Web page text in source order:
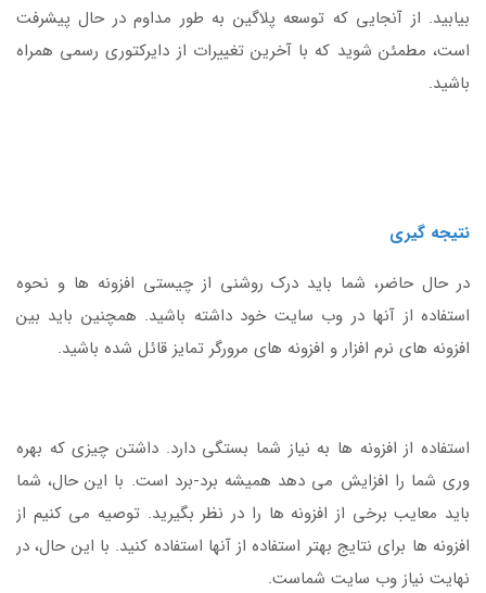
بیابید. از آنجایی که توسعه پلاگین به طور مداوم در حال پیشرفت
است، مطمئن شوید که با آخرین تغییرات از دایرکتوری رسمی همراه
باشید.
نتیجه گیری
در حال حاضر، شما باید درک روشنی از چیستی افزونه ها و نحوه
استفاده از آنها در وب سایت خود داشته باشید. همچنین باید بین
افزونه های نرم افزار و افزونه های مرورگر تمایز قائل شده باشید.
استفاده از افزونه ها به نیاز شما بستگی دارد. داشتن چیزی که بهره
وری شما را افزایش می دهد همیشه برد-برد است. با این حال، شما
باید معایب برخی از افزونه ها را در نظر بگیرید. توصیه می کنیم از
افزونه ها برای نتایج بهتر استفاده از آنها استفاده کنید. با این حال، در
نهایت نیاز وب سایت شماست.